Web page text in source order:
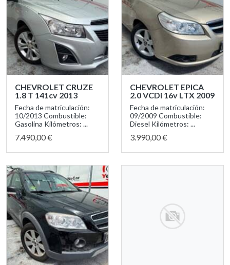
CHEVROLET CRUZE
1.8 T 141cv 2013
Fecha de matriculación:
10/2013 Combustible:
Gasolina Kilómetros: ...
7.490,00 €
CHEVROLET EPICA
2.0 VCDi 16v LTX 2009
Fecha de matriculación:
09/2009 Combustible:
Diesel Kilómetros: ...
3.990,00 €